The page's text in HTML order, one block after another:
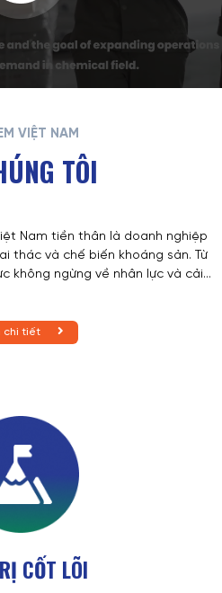
VIỆT NAM
TÔI
Nam tiền thân là doanh nghiệp
thác và chế biến khoáng sản. Từ
không ngừng về nhân lực và cải
cùng một bộ máy nhân sự chất
xuất công nghiệp.
chi tiết
CỐT LÕI